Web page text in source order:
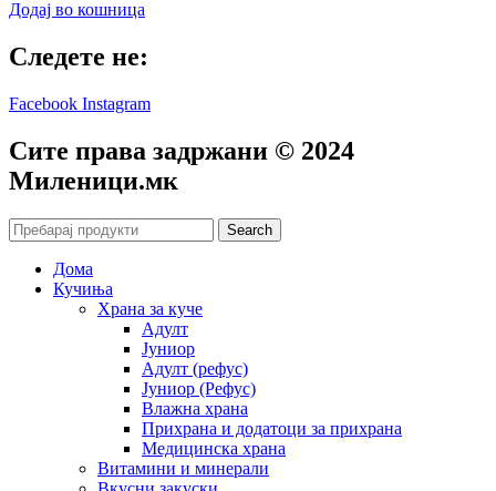
Додај во кошница
Следете не:
Facebook Instagram
Сите права задржани © 2024
Mиленици.мк
Search
Дома
Кучиња
Храна за куче
Адулт
Јуниор
Адулт (рефус)
Јуниор (Рефус)
Влажна храна
Прихрана и додатоци за прихрана
Медицинска храна
Витамини и минерали